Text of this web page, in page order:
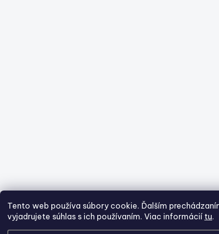
Tento web používa súbory cookie. Ďalším
vyjadrujete súhlas s ich používaním. Viac informácií tu.